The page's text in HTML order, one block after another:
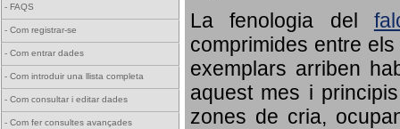
- FAQS
- Com registrar-se
- Com entrar dades
- Com introduir una llista completa
- Com consultar i editar dades
- Com fer consultes avançades
La fenologia del
comprimides entre
exemplars arriben
aquest mes i
zones de cria,